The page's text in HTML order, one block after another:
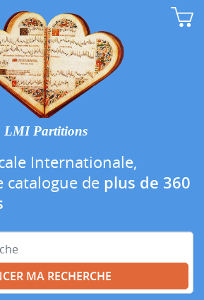
LMI Partitions
Internationale,
catalogue de plus de 360